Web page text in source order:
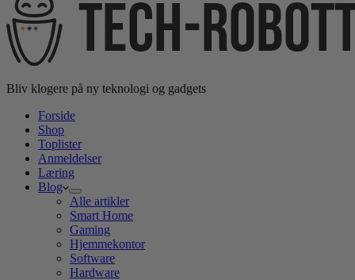
Bliv klogere på ny teknologi og gadgets
Forside
Shop
Toplister
Anmeldelser
Læring
Blog
Alle artikler
Smart Home
Gaming
Hjemmekontor
Software
Hardware